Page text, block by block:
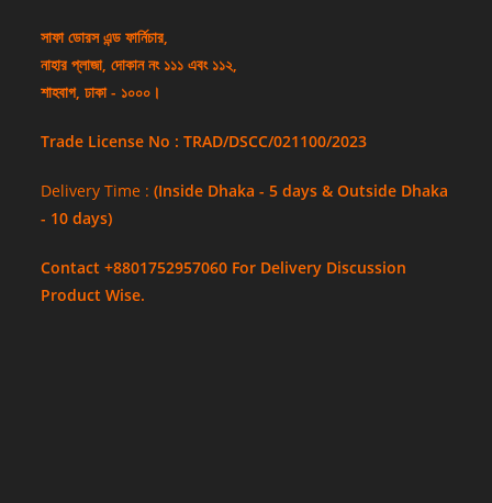
সাফা ডোরস এন্ড ফার্নিচার,
নাহার প্লাজা, দোকান নং ১১১ এবং ১১২,
শাহবাগ, ঢাকা - ১০০০।
Trade License No : TRAD/DSCC/021100/2023
Delivery Time :(Inside Dhaka - 5 days & Outside Dhaka
- 10 days)
Contact +8801752957060 For Delivery Discussion
Product Wise.